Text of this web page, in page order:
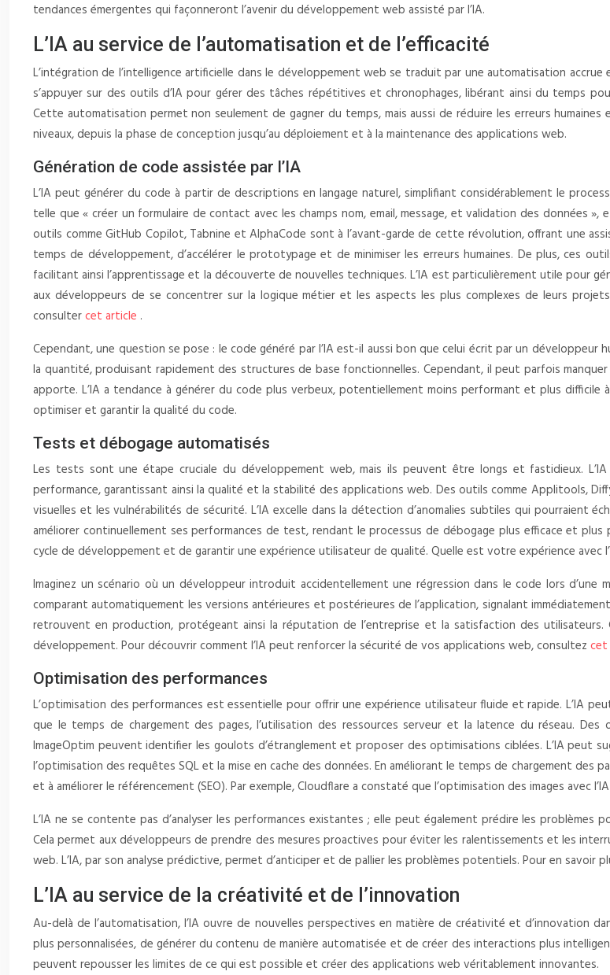
tendances émergentes qui façonneront l’avenir du développement web assisté par l’IA.
L’IA au service de l’automatisation et de l’efficacité
L’intégration de l’intelligence artificielle dans le développement web se traduit par une automatisation
s’appuyer sur des outils d’IA pour gérer des tâches répétitives et chronophages, libérant ainsi du temps
Cette automatisation permet non seulement de gagner du temps, mais aussi de réduire les erreurs
niveaux, depuis la phase de conception jusqu’au déploiement et à la maintenance des applications web.
Génération de code assistée par l’IA
L’IA peut générer du code à partir de descriptions en langage naturel, simplifiant considérablement le
telle que « créer un formulaire de contact avec les champs nom, email, message, et validation des données »,
outils comme GitHub Copilot, Tabnine et AlphaCode sont à l’avant-garde de cette révolution, offrant une
temps de développement, d’accélérer le prototypage et de minimiser les erreurs humaines. De plus, ces
facilitant ainsi l’apprentissage et la découverte de nouvelles techniques. L’IA est particulièrement utile
aux développeurs de se concentrer sur la logique métier et les aspects les plus complexes de leurs
consultercet article .
Cependant, une question se pose : le code généré par l’IA est-il aussi bon que celui écrit par un développeur
la quantité, produisant rapidement des structures de base fonctionnelles. Cependant, il peut parfois
apporte. L’IA a tendance à générer du code plus verbeux, potentiellement moins performant et plus difficile
optimiser et garantir la qualité du code.
Tests et débogage automatisés
Les tests sont une étape cruciale du développement web, mais ils peuvent être longs et fastidieux.
performance, garantissant ainsi la qualité et la stabilité des applications web. Des outils comme Applitools,
visuelles et les vulnérabilités de sécurité. L’IA excelle dans la détection d’anomalies subtiles qui pourraient
améliorer continuellement ses performances de test, rendant le processus de débogage plus efficace et
cycle de développement et de garantir une expérience utilisateur de qualité. Quelle est votre expérience avec
Imaginez un scénario où un développeur introduit accidentellement une régression dans le code lors
comparant automatiquement les versions antérieures et postérieures de l’application, signalant
retrouvent en production, protégeant ainsi la réputation de l’entreprise et la satisfaction des
développement. Pour découvrir comment l’IA peut renforcer la sécurité de vos applications web, consultez cet
Optimisation des performances
L’optimisation des performances est essentielle pour offrir une expérience utilisateur fluide et rapide. L’IA
que le temps de chargement des pages, l’utilisation des ressources serveur et la latence du réseau.
ImageOptim peuvent identifier les goulots d’étranglement et proposer des optimisations ciblées. L’IA peut
l’optimisation des requêtes SQL et la mise en cache des données. En améliorant le temps de chargement des
et à améliorer le référencement (SEO). Par exemple, Cloudflare a constaté que l’optimisation des images avec
L’IA ne se contente pas d’analyser les performances existantes ; elle peut également prédire les
Cela permet aux développeurs de prendre des mesures proactives pour éviter les ralentissements et les
web. L’IA, par son analyse prédictive, permet d’anticiper et de pallier les problèmes potentiels. Pour en
L’IA au service de la créativité et de l’innovation
Au-delà de l’automatisation, l’IA ouvre de nouvelles perspectives en matière de créativité et d’innovation
plus personnalisées, de générer du contenu de manière automatisée et de créer des interactions plus
peuvent repousser les limites de ce qui est possible et créer des applications web véritablement innovantes.